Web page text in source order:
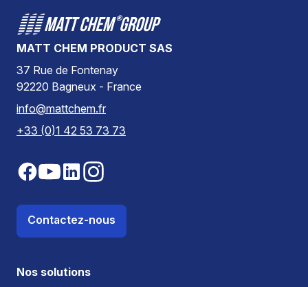
MATT CHEM PRODUCT SAS
37 Rue de Fontenay
92220 Bagneux - France
info@mattchem.fr
+33 (0)1 42 53 73 73
Contactez-nous
Nos solutions